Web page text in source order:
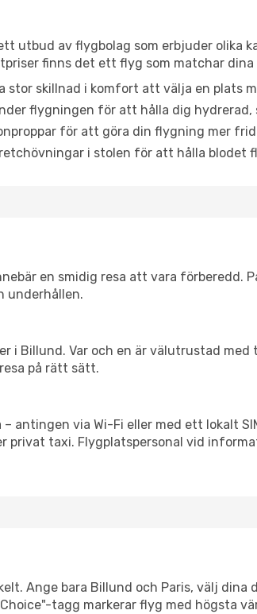
utbud av flygbolag som erbjuder olika
finns det ett flyg som matchar dina
stor skillnad i komfort att välja en plats
flygningen för att hålla dig hydrerad,
för att göra din flygning mer
i stolen för att hålla blodet
en smidig resa att vara förberedd.
underhållen.
i Billund. Var och en är välutrustad
på rätt sätt.
antingen via Wi-Fi eller med ett lokalt
taxi. Flygplatspersonal vid
Ange bara Billund och Paris, välj dina
tagg markerar flyg med högsta